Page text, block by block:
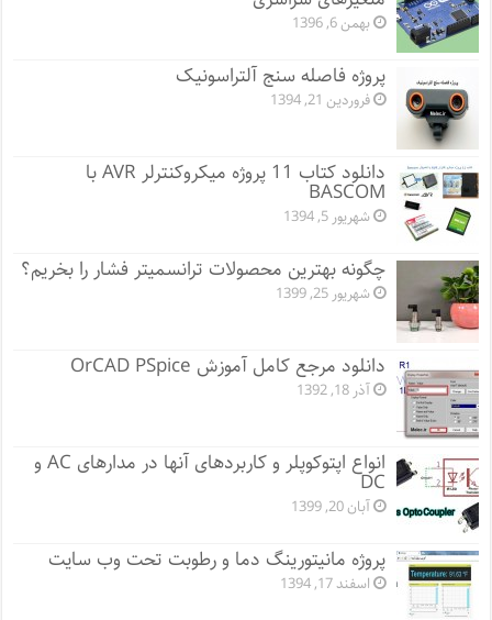
بهمن 6, 1396
پروژه فاصله سنج آلتراسونیک
فروردین 21, 1394
دانلود کتاب 11 پروژه میکروکنترلر AVR با
BASCOM
شهریور 5, 1394
چگونه بهترین محصولات ترانسمیتر فشار را بخریم؟
شهریور 25, 1399
دانلود مرجع کامل آموزش OrCAD PSpice
آذر 18, 1392
انواع اپتوکوپلر و کاربردهای آنها در مدارهای AC و
DC
آبان 20, 1399
پروژه مانيتورينگ دما و رطوبت تحت وب سایت
اسفند 17, 1394